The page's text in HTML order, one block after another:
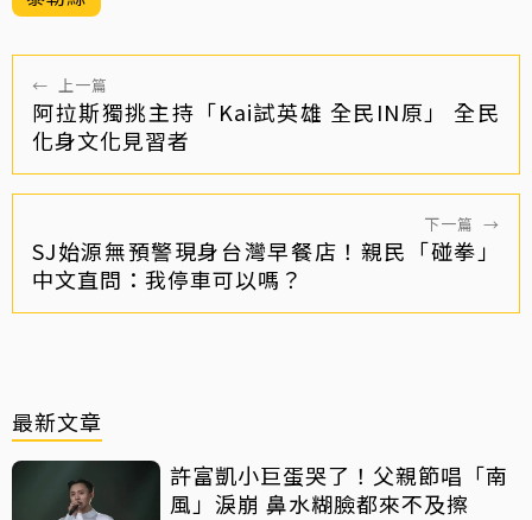
← 上一篇
阿拉斯獨挑主持「Kai試英雄 全民IN原」 全民
化身文化見習者
下一篇 →
SJ始源無預警現身台灣早餐店！親民「碰拳」
中文直問：我停車可以嗎？
最新文章
許富凱小巨蛋哭了！父親節唱「南
風」淚崩 鼻水糊臉都來不及擦